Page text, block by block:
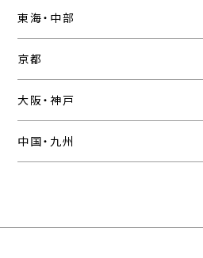
東海・中部
京都
大阪・神戸
中国・九州